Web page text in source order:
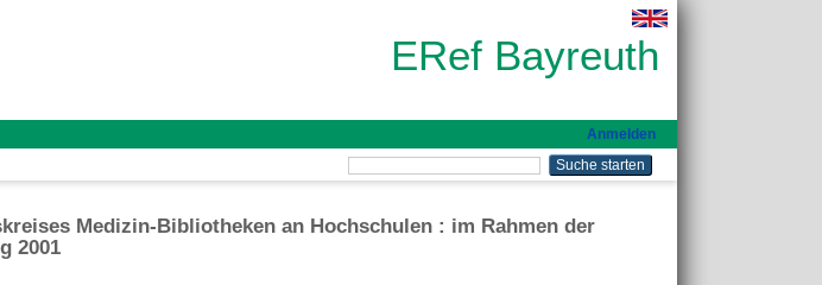
ERef Bayreuth
Anmelden
Medizin-Bibliotheken an Hochschulen : im Rahmen der
2001